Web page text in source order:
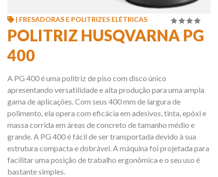
| FRESADORAS E POLITRIZES ELÉTRICAS
5
POLITRIZ HUSQVARNA PG
400
A PG 400 é uma politriz de piso com disco único
apresentando versatilidade e alta produção para uma ampla
gama de aplicações. Com seus 400 mm de largura de
polimento, ela opera com eficácia em adesivos, tinta, epóxi e
massa corrida em áreas de concreto de tamanho médio e
grande. A PG 400 é fácil de ser transportada devido à sua
estrutura compacta e dobrável. A máquina foi projetada para
facilitar uma posição de trabalho ergonômica e o seu uso é
bastante simples.